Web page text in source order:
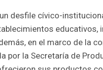
desfile cívico-
en el marco de la
por la Secretaría de